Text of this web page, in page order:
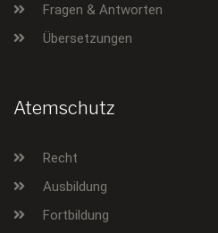
Fragen & Antworten
Übersetzungen
Atemschutz
Recht
Ausbildung
Fortbildung